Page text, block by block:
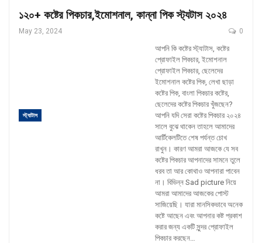
১২০+ কষ্টের পিকচার,ইমোশনাল, কান্না পিক স্ট্যটাস ২০২৪
May 23, 2024 0
স্ট্যাটাস
আপনি কি কষ্টের স্ট্যাটাস, কষ্টের
প্রোফাইল পিকচার, ইমোশনাল
প্রোফাইল পিকচার, ছেলেদের
ইমোশনাল কষ্টের পিক, লেখা ছাড়া
কষ্টের পিক, বাংলা পিকচার কষ্টের,
ছেলেদের কষ্টের পিকচার খুঁজছেন?
আপনি যদি সেরা কষ্টের পিকচার ২০২৪
সালে বুঝে থাকেন তাহলে আমাদের
আর্টিকেলটিতে শেষ পর্যন্ত চোখ
রাখুন। কারণ আমরা আজকে যে সব
কষ্টের পিকচার আপনাদের সামনে তুলে
ধরব তা আর কোথাও আপনারা পাবেন
না। বিভিন্ন Sad picture নিয়ে
আমরা আমাদের আজকের পোস্ট
সাজিয়েছি। যারা মানসিকভাবে অনেক
কষ্টে আছেন এবং আপনার কষ্ট প্রকাশ
করার জন্য একটি সুন্দর প্রোফাইল
পিকচার করছেন…